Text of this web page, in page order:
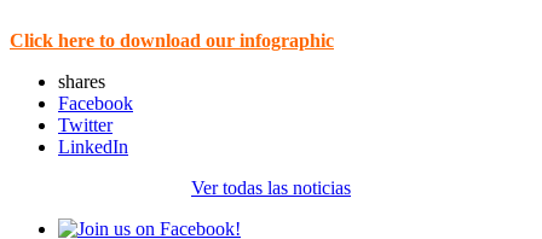
Click here to download our infographic
shares
Facebook
Twitter
LinkedIn
Ver todas las noticias